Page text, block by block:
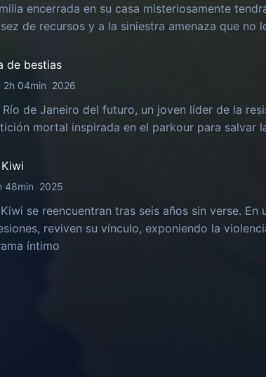
encerrada en su casa misteriosamente
de recursos y a la siniestra amenaza que no
de bestias
2h 04min 2026
Río de Janeiro del futuro, un joven líder de la
mortal inspirada en el parkour para salvar
48min 2025
se reencuentran tras seis años sin verse. En
reviven su vínculo, exponiendo la
íntimo